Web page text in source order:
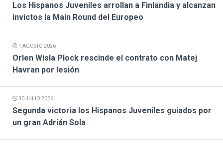
Los Hispanos Juveniles arrollan a Finlandia y alcanzan
invictos la Main Round del Europeo
1 AGOSTO 2026
Orlen Wisla Plock rescinde el contrato con Matej
Havran por lesión
30 JULIO 2026
Segunda victoria los Hispanos Juveniles guiados por
un gran Adrián Sola